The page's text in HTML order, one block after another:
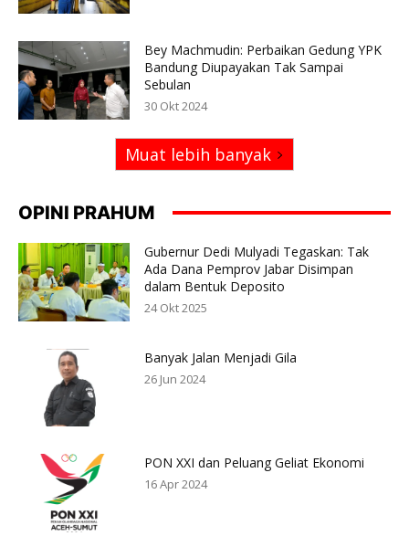
Bey Machmudin: Perbaikan Gedung YPK
Bandung Diupayakan Tak Sampai
Sebulan
30 Okt 2024
Muat lebih banyak
OPINI PRAHUM
Gubernur Dedi Mulyadi Tegaskan: Tak
Ada Dana Pemprov Jabar Disimpan
dalam Bentuk Deposito
24 Okt 2025
Banyak Jalan Menjadi Gila
26 Jun 2024
PON XXI dan Peluang Geliat Ekonomi
16 Apr 2024